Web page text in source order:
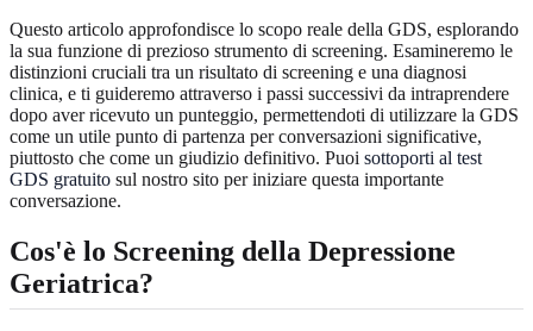
Questo articolo approfondisce lo scopo reale della GDS, esplorando
la sua funzione di prezioso strumento di screening. Esamineremo le
distinzioni cruciali tra un risultato di screening e una diagnosi
clinica, e ti guideremo attraverso i passi successivi da intraprendere
dopo aver ricevuto un punteggio, permettendoti di utilizzare la GDS
come un utile punto di partenza per conversazioni significative,
piuttosto che come un giudizio definitivo. Puoi sottoporti al test
GDS gratuito sul nostro sito per iniziare questa importante
conversazione.
Cos'è lo Screening della Depressione
Geriatrica?